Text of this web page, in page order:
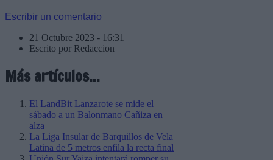
Escribir un comentario
21 Octubre 2023 - 16:31
Escrito por Redaccion
Más artículos...
El LandBit Lanzarote se mide el
sábado a un Balonmano Cañiza en
alza
La Liga Insular de Barquillos de Vela
Latina de 5 metros enfila la recta final